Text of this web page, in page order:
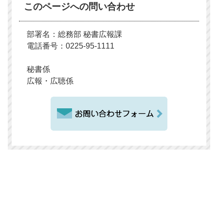
このページへの問い合わせ
部署名：総務部 秘書広報課
電話番号：0225-95-1111
秘書係
広報・広聴係